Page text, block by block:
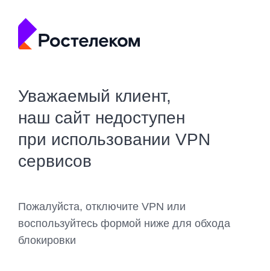
Уважаемый клиент,
наш сайт недоступен
при использовании VPN
сервисов
Пожалуйста, отключите VPN или
воспользуйтесь формой ниже для обхода
блокировки